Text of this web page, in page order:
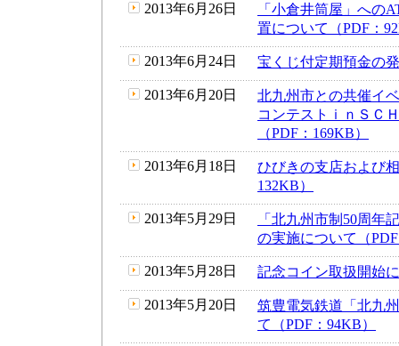
2013年6月26日
「小倉井筒屋」への
置について（PDF：
2013年6月24日 宝くじ付定期預金の
2013年6月20日
北九州市との共催イ
コンテストｉｎＳＣ
（PDF：169KB）
2013年6月18日
ひびきの支店および
132KB）
2013年5月29日
「北九州市制50周年
の実施について（
2013年5月28日 記念コイン取扱開始
2013年5月20日
筑豊電気鉄道「北九
て（PDF：94KB）